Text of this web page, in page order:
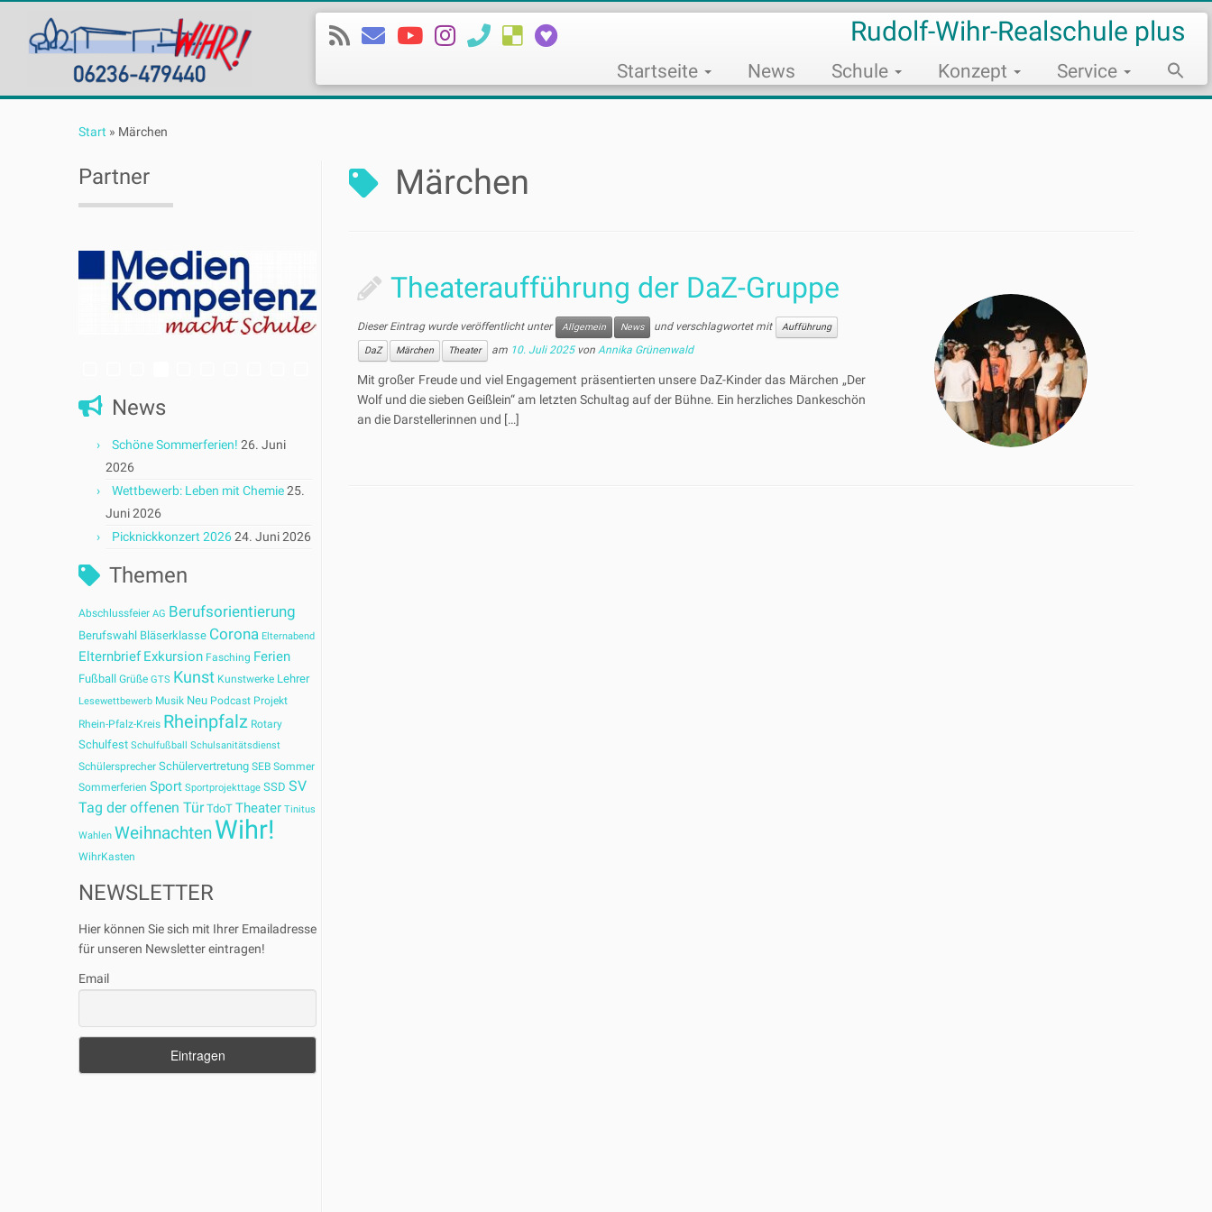
Rudolf-Wihr-Realschule plus
Startseite News Schule Konzept Service
for:
Search
Start » Märchen
Partner
News
Schöne Sommerferien! 26. Juni
2026
Wettbewerb: Leben mit Chemie25.
Juni 2026
Picknickkonzert 202624. Juni 2026
Themen
Abschlussfeier AG Berufsorientierung
Berufswahl Bläserklasse Corona Elternabend
Elternbrief Exkursion Fasching Ferien
Fußball Grüße GTS Kunst Kunstwerke Lehrer
Lesewettbewerb Musik Neu Podcast Projekt
Rhein-Pfalz-Kreis Rheinpfalz Rotary
Schulfest Schulfußball Schulsanitätsdienst
Schülersprecher Schülervertretung SEB Sommer
Sommerferien Sport Sportprojekttage SSD SV
Tag der offenen Tür TdoT Theater Tinitus
Wahlen WeihnachtenWihr!
WihrKasten
NEWSLETTER
Hier können Sie sich mit Ihrer Emailadresse
für unseren Newsletter eintragen!
Email
Märchen
Theateraufführung der DaZ-Gruppe
Dieser Eintrag wurde veröffentlicht unter Allgemein News und verschlagwortet mit
Aufführung
DaZ
Märchen Theater am 10. Juli 2025 von Annika Grünenwald
Mit großer Freude und viel Engagement präsentierten unsere DaZ-Kinder das Märchen „Der
Wolf und die sieben Geißlein“ am letzten Schultag auf der Bühne. Ein herzliches Dankeschön
an die Darstellerinnen und […]